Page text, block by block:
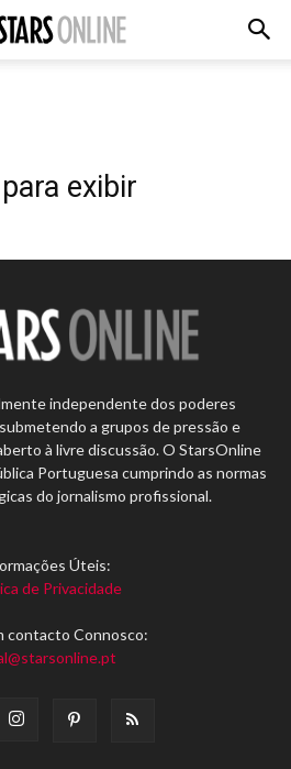
exibir
independente dos poderes
a grupos de pressão e
à livre discussão. O StarsOnline
Portuguesa cumprindo as normas
do jornalismo profissional.
Úteis:
de Privacidade
contacto Connosco: